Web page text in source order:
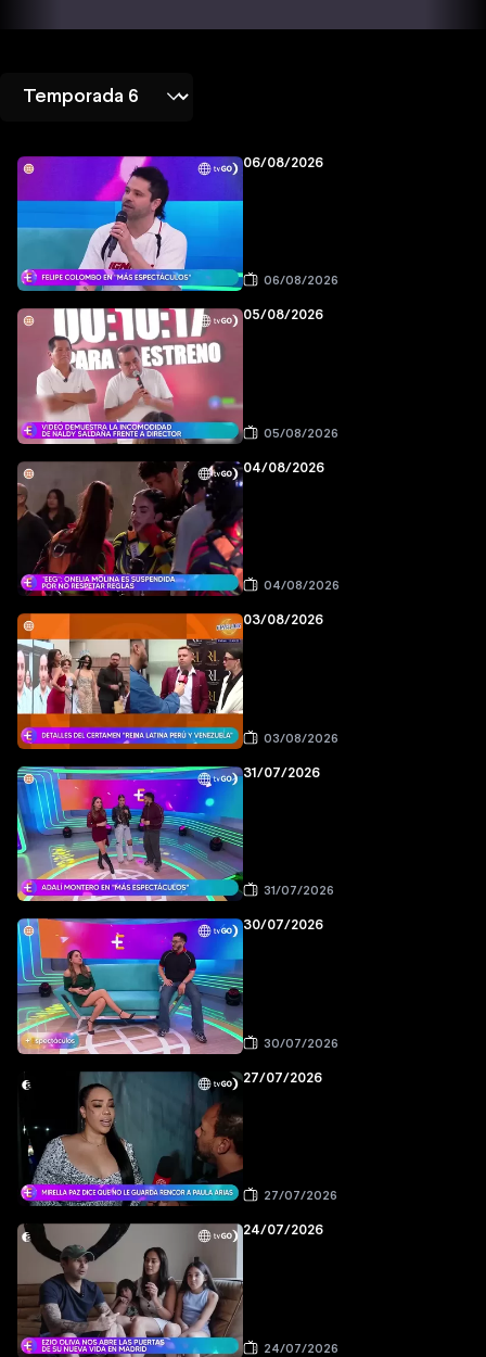
06/08/2026
06/08/2026
05/08/2026
05/08/2026
04/08/2026
04/08/2026
03/08/2026
03/08/2026
31/07/2026
31/07/2026
30/07/2026
30/07/2026
27/07/2026
27/07/2026
24/07/2026
24/07/2026